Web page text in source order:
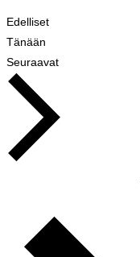
EdellisetTapahtumat
Tänään
Seuraavat